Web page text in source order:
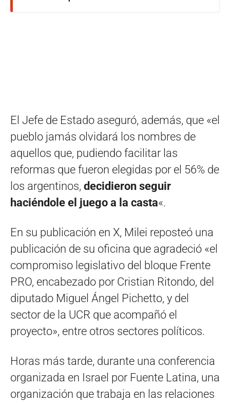
El Jefe de Estado aseguró, además, que «el
pueblo jamás olvidará los nombres de
aquellos que, pudiendo facilitar las
reformas que fueron elegidas por el 56% de
los argentinos, decidieron seguir
haciéndole el juego a la casta«.
En su publicación en X, Milei reposteó una
publicación de su oficina que agradeció «el
compromiso legislativo del bloque Frente
PRO, encabezado por Cristian Ritondo, del
diputado Miguel Ángel Pichetto, y del
sector de la UCR que acompañó el
proyecto», entre otros sectores políticos.
Horas más tarde, durante una conferencia
organizada en Israel por Fuente Latina, una
organización que trabaja en las relaciones